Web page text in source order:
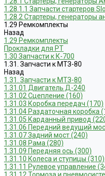
1.28.1.1 Запчасти стартеров
1.28.2 Стартеры, генераторы
1.29 Ремкомплекты
Назад
1.29 Ремкомплекты
Прокладки для РТ
1.30 Запчасти к К-700
1.31. Запчасти к МТЗ-80
Назад
1.31. Запчасти к МТЗ-80
1.31.01 Двигатель Д-240
1.31.02 Сцепление (160)
1.31.03 Коробка передач (170)
1.31.04 Раздаточная коробка
1.31.05 Карданный привод
1.31.06 Передний ведущий
1.31.07 Задний мост (240)
1.31.08 Рама (280)
1.31.09 Передняя ось (300)
1.31.10 Колеса и ступицы (310)
1.31.11 Рулевое управление